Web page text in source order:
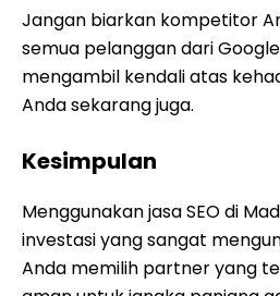
Jangan biarkan kompetitor
semua pelanggan dari
mengambil kendali atas
Anda sekarang juga.
Kesimpulan
Menggunakan jasa SEO di
investasi yang sangat
Anda memilih partner yang